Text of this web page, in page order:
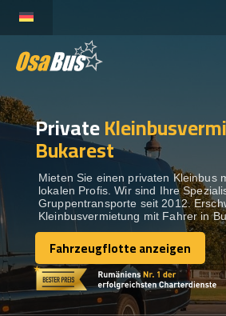
content
BUSVERMIETUNG
REISEZIELE
FLOTTE
KONTAKTIEREN SIE UNS
KONTAKTIEREN SIE UNS
Private
Bukarest
Mieten Sie einen privaten Kleinbus
lokalen Profis. Wir sind Ihre
Gruppentransporte seit 2012.
Kleinbusvermietung mit Fahrer in
Fahrzeugflotte anzeigen
Fahrzeugflotte anzeigen